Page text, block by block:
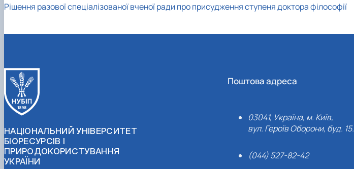
Рішення разової спеціалізованої вченої ради про присудження ступеня доктора філософії
НАЦІОНАЛЬНИЙ УНІВЕРСИТЕТ
БІОРЕСУРСІВ І
ПРИРОДОКОРИСТУВАННЯ
УКРАЇНИ
Поштова адреса
03041, Україна, м. Київ,
вул. Героїв Оборони, буд. 15.
(044) 527-82-42